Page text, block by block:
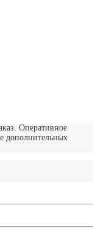
Оперативное
дополнительных